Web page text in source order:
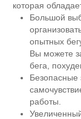
которая
Большой
опытных
Вы можете
бега,
Безопасные
работы.